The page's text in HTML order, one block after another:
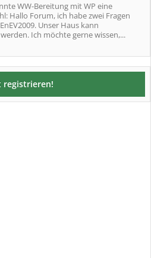
WW-Bereitung mit WP eine
Hallo Forum, ich habe zwei Fragen
Unser Haus kann
Ich möchte gerne wissen,...
registrieren!